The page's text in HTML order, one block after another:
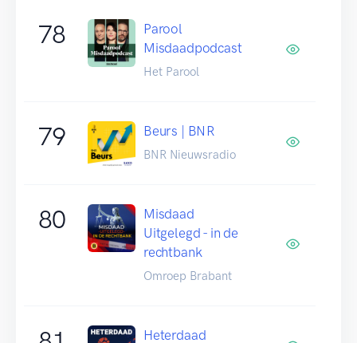
78
Parool
Misdaadpodcast
Het Parool
79 Beurs | BNR
BNR Nieuwsradio
80
Misdaad
Uitgelegd - in de
rechtbank
Omroep Brabant
Heterdaad